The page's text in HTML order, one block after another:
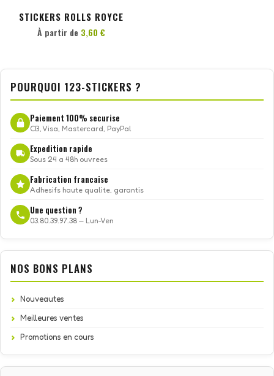
STICKERS ROLLS ROYCE
À partir de 3,60 €
POURQUOI 123-STICKERS ?
Paiement 100% securise
CB, Visa, Mastercard, PayPal
Expedition rapide
Sous 24 a 48h ouvrees
Fabrication francaise
Adhesifs haute qualite, garantis
Une question ?
03.80.39.97.38 — Lun-Ven
NOS BONS PLANS
Nouveautes
Meilleures ventes
Promotions en cours